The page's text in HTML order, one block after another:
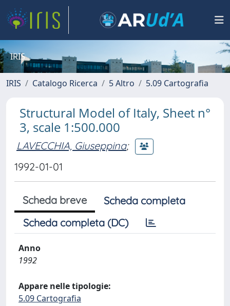
IRIS
IRIS Catalogo Ricerca 5 Altro 5.09 Cartografia
Structural Model of Italy, Sheet n°
3, scale 1:500.000
LAVECCHIA, Giuseppina;
1992-01-01
Scheda breve
Scheda completa
Scheda completa (DC)
Anno
1992
Appare nelle tipologie:
5.09 Cartografia